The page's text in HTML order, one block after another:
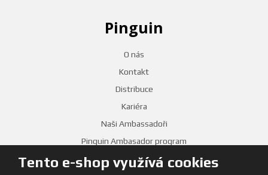
Tento e-shop využívá cookies
Pinguin
O nás
Kontakt
Distribuce
Kariéra
Naši Ambassadoři
Pinguin Ambasador program